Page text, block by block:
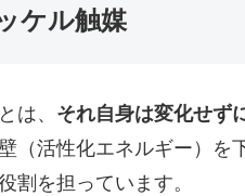
ケル触媒
は、 それ自身は変化せず
（活性化エネルギー）を
割を担っています。